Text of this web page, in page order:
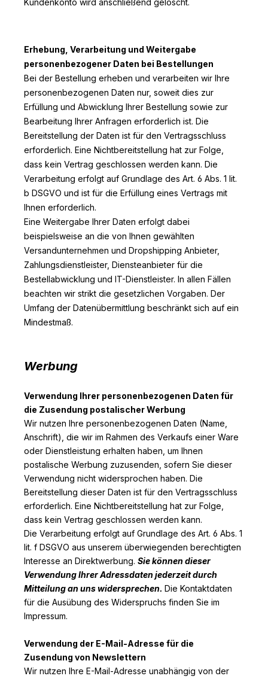
Kundenkonto wird anschließend gelöscht.
Erhebung, Verarbeitung und Weitergabe
personenbezogener Daten bei Bestellungen
Bei der Bestellung erheben und verarbeiten wir Ihre
personenbezogenen Daten nur, soweit dies zur
Erfüllung und Abwicklung Ihrer Bestellung sowie zur
Bearbeitung Ihrer Anfragen erforderlich ist. Die
Bereitstellung der Daten ist für den Vertragsschluss
erforderlich. Eine Nichtbereitstellung hat zur Folge,
dass kein Vertrag geschlossen werden kann. Die
Verarbeitung erfolgt auf Grundlage des Art. 6 Abs. 1 lit.
b DSGVO und ist für die Erfüllung eines Vertrags mit
Ihnen erforderlich.
Eine Weitergabe Ihrer Daten erfolgt dabei
beispielsweise an die von Ihnen gewählten
Versandunternehmen und Dropshipping Anbieter,
Zahlungsdienstleister, Diensteanbieter für die
Bestellabwicklung und IT-Dienstleister. In allen Fällen
beachten wir strikt die gesetzlichen Vorgaben. Der
Umfang der Datenübermittlung beschränkt sich auf ein
Mindestmaß.
Werbung
Verwendung Ihrer personenbezogenen Daten für
die Zusendung postalischer Werbung
Wir nutzen Ihre personenbezogenen Daten (Name,
Anschrift), die wir im Rahmen des Verkaufs einer Ware
oder Dienstleistung erhalten haben, um Ihnen
postalische Werbung zuzusenden, sofern Sie dieser
Verwendung nicht widersprochen haben. Die
Bereitstellung dieser Daten ist für den Vertragsschluss
erforderlich. Eine Nichtbereitstellung hat zur Folge,
dass kein Vertrag geschlossen werden kann.
Die Verarbeitung erfolgt auf Grundlage des Art. 6 Abs. 1
lit. f DSGVO aus unserem überwiegenden berechtigten
Interesse an Direktwerbung. Sie können dieser
Verwendung Ihrer Adressdaten jederzeit durch
Mitteilung an uns widersprechen. Die Kontaktdaten
für die Ausübung des Widerspruchs finden Sie im
Impressum.
Verwendung der E-Mail-Adresse für die
Zusendung von Newslettern
Wir nutzen Ihre E-Mail-Adresse unabhängig von der